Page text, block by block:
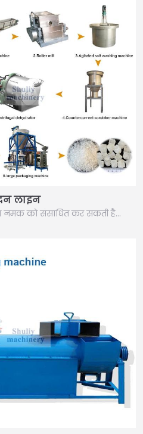
लाइन
नमक को संसाधित कर सकती है…